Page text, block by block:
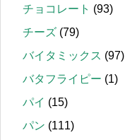
チョコレート (93)
チーズ (79)
バイタミックス (97)
バタフライピー (1)
パイ (15)
パン (111)